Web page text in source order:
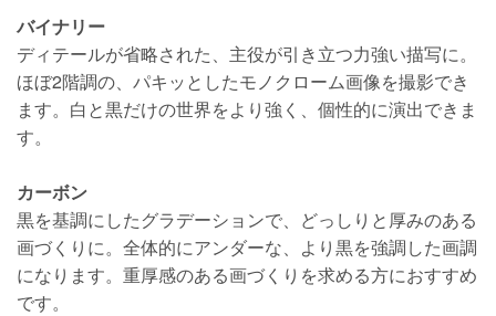
バイナリー
ディテールが省略された、主役が引き立つ力強い描写に。
ほぼ2階調の、パキッとしたモノクローム画像を撮影でき
ます。白と黒だけの世界をより強く、個性的に演出できま
す。
カーボン
黒を基調にしたグラデーションで、どっしりと厚みのある
画づくりに。全体的にアンダーな、より黒を強調した画調
になります。重厚感のある画づくりを求める方におすすめ
です。